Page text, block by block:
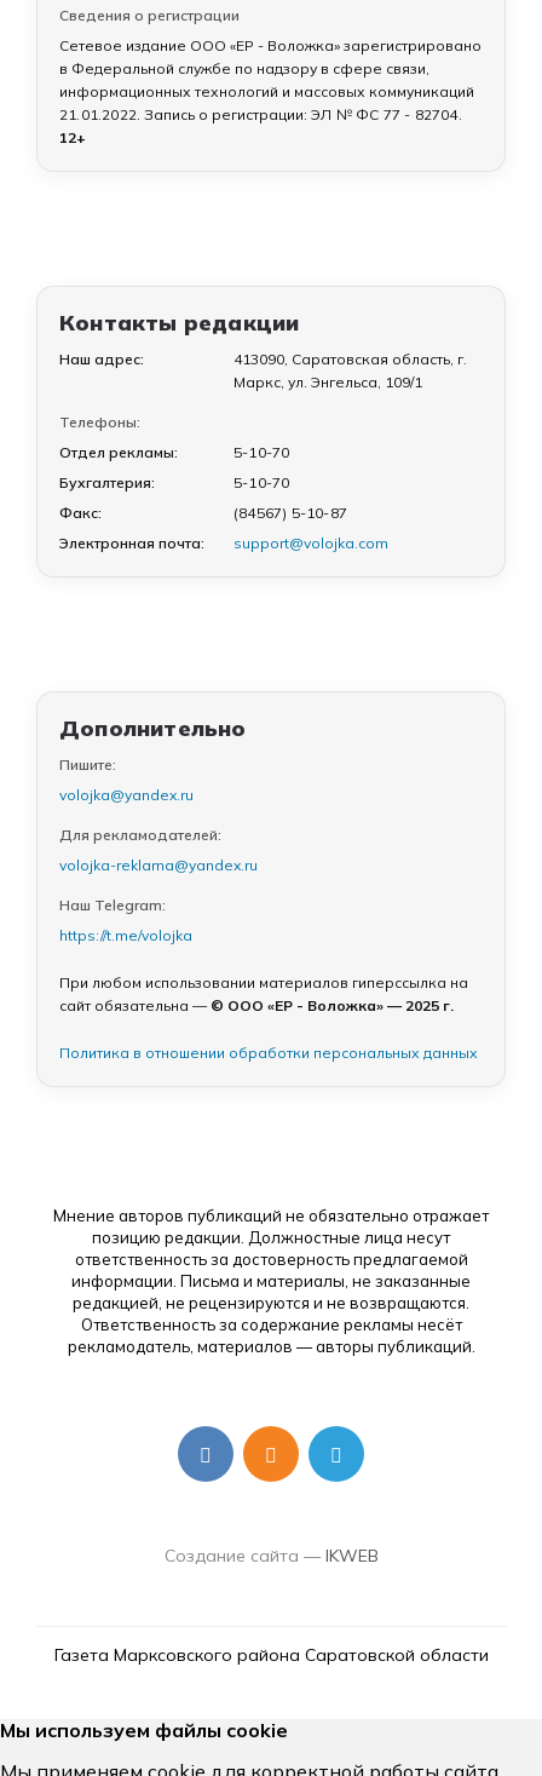
Сведения о регистрации
Сетевое издание ООО «ЕР - Воложка» зарегистрировано
в Федеральной службе по надзору в сфере связи,
информационных технологий и массовых коммуникаций
21.01.2022. Запись о регистрации: ЭЛ № ФС 77 - 82704.
12+
Контакты редакции
Наш адрес:
413090, Саратовская область, г.
Маркс, ул. Энгельса, 109/1
Телефоны:
Отдел рекламы:
5-10-70
Бухгалтерия:
5-10-70
Факс:
(84567) 5-10-87
Электронная почта:
support@volojka.com
Дополнительно
Пишите:
volojka@yandex.ru
Для рекламодателей:
volojka-reklama@yandex.ru
Наш Telegram:
https://t.me/volojka
При любом использовании материалов гиперссылка на
сайт обязательна — © ООО «ЕР - Воложка» — 2025 г.
Политика в отношении обработки персональных данных
Мнение авторов публикаций не обязательно отражает
позицию редакции. Должностные лица несут
ответственность за достоверность предлагаемой
информации. Письма и материалы, не заказанные
редакцией, не рецензируются и не возвращаются.
Ответственность за содержание рекламы несёт
рекламодатель, материалов — авторы публикаций.
Создание сайта — IKWEB
Газета Марксовского района Саратовской области
Мы используем файлы cookie